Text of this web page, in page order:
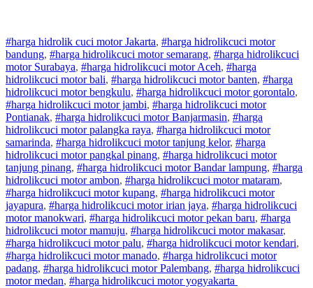
#harga hidrolik cuci motor Jakarta, #harga hidrolikcuci motor
bandung, #harga hidrolikcuci motorsemarang, #harga hidrolikcuci
motorSurabaya, #harga hidrolikcuci motorAceh, #harga
hidrolikcuci motorbali, #harga hidrolikcuci motorbanten, #harga
hidrolikcuci motorbengkulu, #harga hidrolikcuci motorgorontalo,
#harga hidrolikcuci motorjambi, #harga hidrolikcuci motor
Pontianak, #harga hidrolikcuci motorBanjarmasin, #harga
hidrolikcuci motorpalangka raya, #harga hidrolikcuci motor
samarinda, #harga hidrolikcuci motortanjung kelor, #harga
hidrolikcuci motorpangkal pinang, #harga hidrolikcuci motor
tanjung pinang, #harga hidrolikcuci motorBandar lampung, #harga
hidrolikcuci motorambon, #harga hidrolikcuci motormataram,
#harga hidrolikcuci motorkupang, #harga hidrolikcuci motor
jayapura, #harga hidrolikcuci motoririan jaya, #harga hidrolikcuci
motormanokwari, #harga hidrolikcuci motorpekan baru, #harga
hidrolikcuci motormamuju, #harga hidrolikcuci motormakasar,
#harga hidrolikcuci motorpalu, #harga hidrolikcuci motorkendari,
#harga hidrolikcuci motormanado, #harga hidrolikcuci motor
padang, #harga hidrolikcuci motorPalembang, #harga hidrolikcuci
motormedan, #harga hidrolikcuci motoryogyakarta